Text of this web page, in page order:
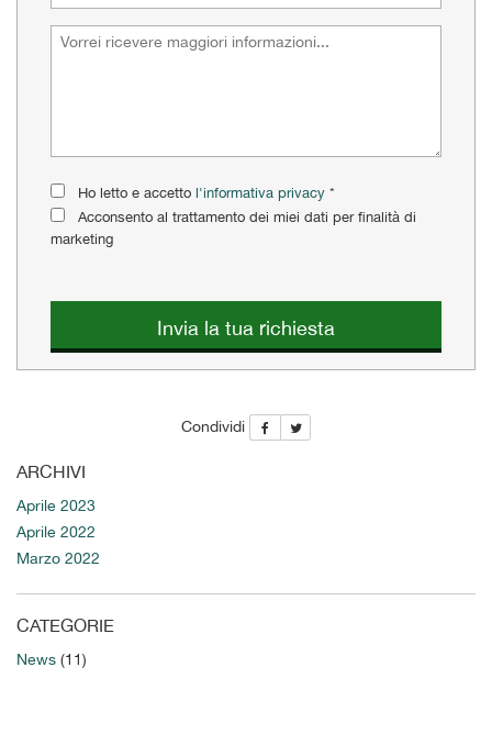
Ho letto e accetto l'informativa privacy *
Acconsento al trattamento dei miei dati per finalità di
marketing
Invia la tua richiesta
Condividi
ARCHIVI
Aprile 2023
Aprile 2022
Marzo 2022
CATEGORIE
News (11)